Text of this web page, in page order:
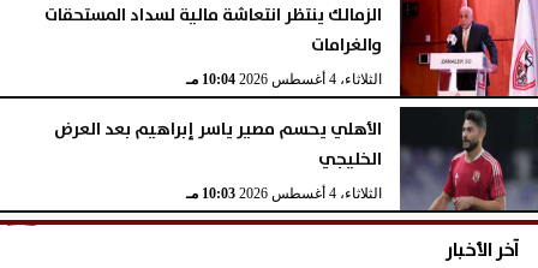
الزمالك ينتظر انتعاشة مالية لسداد المستحقات
والغرامات
الثلاثاء، 4 أغسطس 2026 10:04 مـ
الأهلي يحسم مصير ياسر إبراهيم بعد العرض
الخليجي
الثلاثاء، 4 أغسطس 2026 10:03 مـ
آخر الأخبار